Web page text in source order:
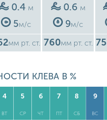
0.4 м
5м/с
мм рт. ст.
0.6 м
9м/с
760мм рт. ст.
КЛЕВА В %
4
ВТ
5
СР
6
ЧТ
7
ПТ
8
СБ
9
ВС